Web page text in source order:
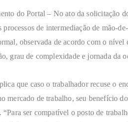
do Portal – No ato da solicitação
processos de intermediação de mão-
observada de acordo com o
grau de complexidade e jornada da
que caso o trabalhador recuse o
mercado de trabalho, seu benefício
“Para ser compatível o posto de